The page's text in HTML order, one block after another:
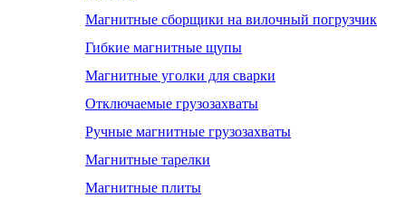
Магнитные сборщики на вилочный погрузчик
Гибкие магнитные щупы
Магнитные уголки для сварки
Отключаемые грузозахваты
Ручные магнитные грузозахваты
Магнитные тарелки
Магнитные плиты